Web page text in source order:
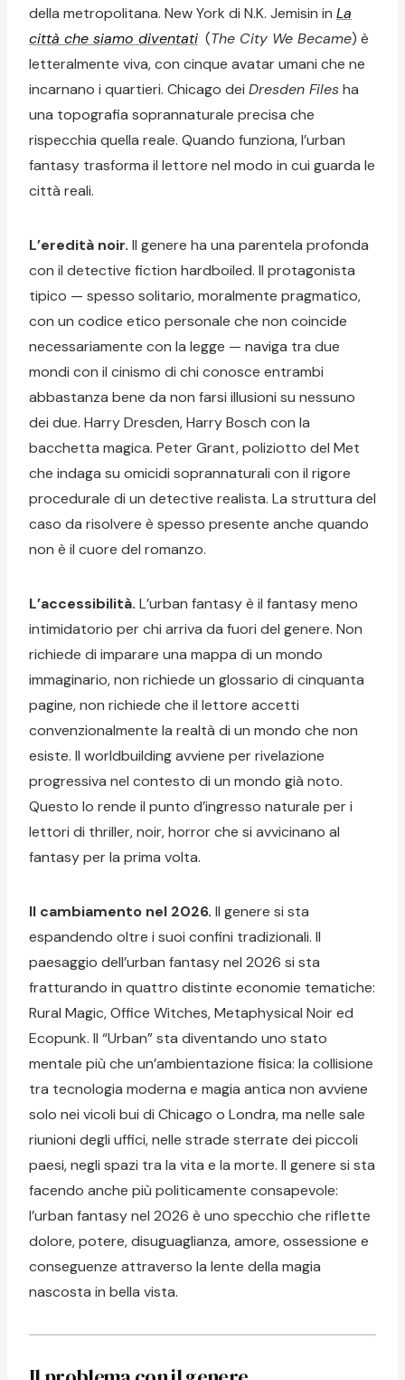
della metropolitana. New York di N.K. Jemisin in La
città che siamo diventati (The City We Became) è
letteralmente viva, con cinque avatar umani che ne
incarnano i quartieri. Chicago dei Dresden Filesha
una topografia soprannaturale precisa che
rispecchia quella reale. Quando funziona, l’urban
fantasy trasforma il lettore nel modo in cui guarda le
città reali.
L’eredità noir. Il genere ha una parentela profonda
con il detective fiction hardboiled. Il protagonista
tipico — spesso solitario, moralmente pragmatico,
con un codice etico personale che non coincide
necessariamente con la legge — naviga tra due
mondi con il cinismo di chi conosce entrambi
abbastanza bene da non farsi illusioni su nessuno
dei due. Harry Dresden, Harry Bosch con la
bacchetta magica. Peter Grant, poliziotto del Met
che indaga su omicidi soprannaturali con il rigore
procedurale di un detective realista. La struttura del
caso da risolvere è spesso presente anche quando
non è il cuore del romanzo.
L’accessibilità. L’urban fantasy è il fantasy meno
intimidatorio per chi arriva da fuori del genere. Non
richiede di imparare una mappa di un mondo
immaginario, non richiede un glossario di cinquanta
pagine, non richiede che il lettore accetti
convenzionalmente la realtà di un mondo che non
esiste. Il worldbuilding avviene per rivelazione
progressiva nel contesto di un mondo già noto.
Questo lo rende il punto d’ingresso naturale per i
lettori di thriller, noir, horror che si avvicinano al
fantasy per la prima volta.
Il cambiamento nel 2026. Il genere si sta
espandendo oltre i suoi confini tradizionali. Il
paesaggio dell’urban fantasy nel 2026 si sta
fratturando in quattro distinte economie tematiche:
Rural Magic, Office Witches, Metaphysical Noir ed
Ecopunk. Il “Urban” sta diventando uno stato
mentale più che un’ambientazione fisica: la collisione
tra tecnologia moderna e magia antica non avviene
solo nei vicoli bui di Chicago o Londra, ma nelle sale
riunioni degli uffici, nelle strade sterrate dei piccoli
paesi, negli spazi tra la vita e la morte. Il genere si sta
facendo anche più politicamente consapevole:
l’urban fantasy nel 2026 è uno specchio che riflette
dolore, potere, disuguaglianza, amore, ossessione e
conseguenze attraverso la lente della magia
nascosta in bella vista.